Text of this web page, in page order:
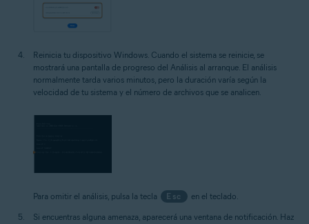
Reinicia tu dispositivo Windows. Cuando el sistema se reinicie, se
mostrará una pantalla de progreso del Análisis al arranque. El análisis
normalmente tarda varios minutos, pero la duración varía según la
velocidad de tu sistema y el número de archivos que se analicen.
Para omitir el análisis, pulsa la tecla Esc
en el teclado.
Si encuentras alguna amenaza, aparecerá una ventana de notificación. Haz